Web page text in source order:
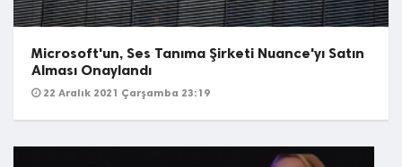
Microsoft'un, Ses Tanıma Şirketi Nuance'yı Satın
Alması Onaylandı
22 Aralık 2021 Çarşamba 23:19